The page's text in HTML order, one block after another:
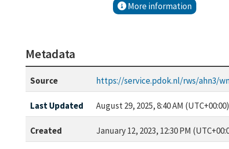
More information
Metadata
Source https://service.pdok.nl/rws/ahn3/
Last Updated August 29, 2025, 8:40 AM (UTC+00:00)
Created January 12, 2023, 12:30 PM